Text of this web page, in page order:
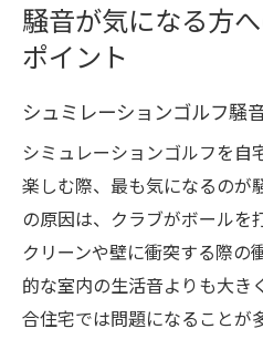
騒音が気になる方
ポイント
シュミレーションゴルフ騒
シミュレーションゴルフを自
楽しむ際、最も気になるのが
の原因は、クラブがボールを
クリーンや壁に衝突する際の
的な室内の生活音よりも大き
合住宅では問題になることが